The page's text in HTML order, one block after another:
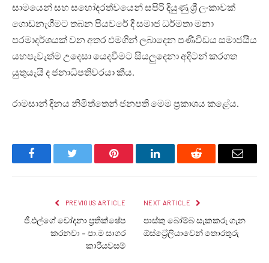
සාමයෙන් සහ සහෝදරත්වයෙන් සපිරි දියුණු ශ්‍රී ලංකාවක්
ගොඩනැගීමට තබන පියවරේ දී සමාජ ධර්මතා මනා
පරමාදර්ශයක් වන අතර එමගින් ලබාදෙන පණිවිඩය සමාජයීය
යහපැවැත්ම උදෙසා යෙදවීමට සියලුදෙනා අදිටන් කරගත
යුතුයැයි ද ජනාධිපතිවරයා කීය.
රාමසාන් දිනය නිමිත්තෙන් ජනපති මෙම ප්‍රකාශය කළේය.
FacebookTwitter Pinterest LinkedInReddit Email
PREVIOUS ARTICLE
ජී.එල්ගේ චෝදනා ප්‍රතික්ෂේප
කරනවා – පා.ම සාගර
කාරියවසම්
NEXT ARTICLE
පාස්කු බෝම්බ සැකකරු ගැන
ඕස්ට්‍රේලියාවෙන් තොරතුරු